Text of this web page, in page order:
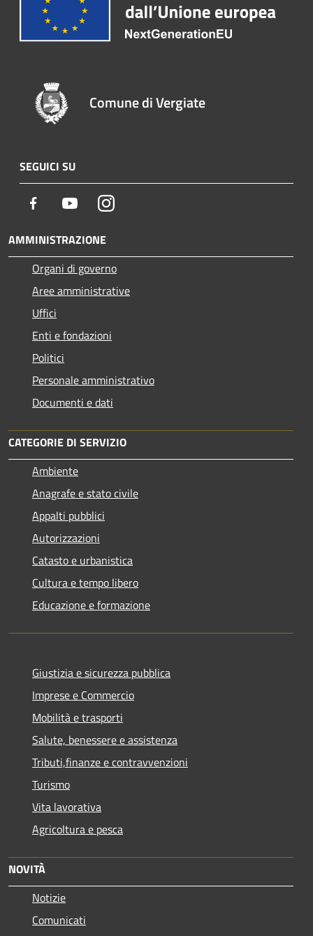
Comune di Vergiate
SEGUICI SU
Facebook YoutubeInstagram
AMMINISTRAZIONE
Organi di governo
Aree amministrative
Uffici
Enti e fondazioni
Politici
Personale amministrativo
Documenti e dati
CATEGORIE DI SERVIZIO
Ambiente
Anagrafe e stato civile
Appalti pubblici
Autorizzazioni
Catasto e urbanistica
Cultura e tempo libero
Educazione e formazione
Giustizia e sicurezza pubblica
Imprese e Commercio
Mobilità e trasporti
Salute, benessere e assistenza
Tributi,finanze e contravvenzioni
Turismo
Vita lavorativa
Agricoltura e pesca
NOVITÀ
Notizie
Comunicati